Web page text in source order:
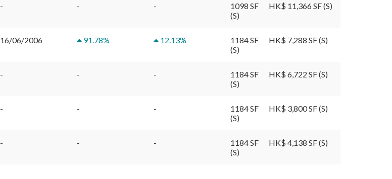
- - -
1098 SF
(S)
HK$ 11,366 SF (S)
16/06/2006 91.78% 12.13%
1184 SF
(S)
HK$ 7,288 SF (S)
- - -
1184 SF
(S)
HK$ 6,722 SF (S)
- - -
1184 SF
(S)
HK$ 3,800 SF (S)
- - -
1184 SF
(S)
HK$ 4,138 SF (S)